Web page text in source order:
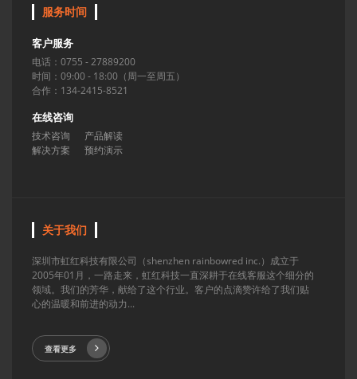
服务时间
客户服务
电话：0755 - 27889200
时间：09:00 - 18:00（周一至周五）
合作：134-2415-8521
在线咨询
技术咨询
产品解读
解决方案
预约演示
关于我们
深圳市虹红科技有限公司（shenzhen rainbowred inc.）成立于
2005年01月，一路走来，虹红科技一直深耕于在线客服这个细分的
领域。我们的芳华，献给了这个行业。客户的点滴赞许给了我们贴
心的温暖和前进的动力...
查看更多